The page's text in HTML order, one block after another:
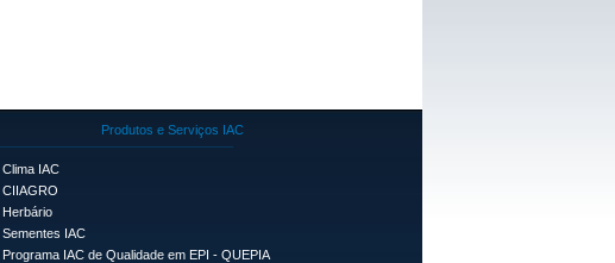
Produtos e Serviços IAC
Clima IAC
CIIAGRO
Herbário
Sementes IAC
Programa IAC de Qualidade em EPI - QUEPIA